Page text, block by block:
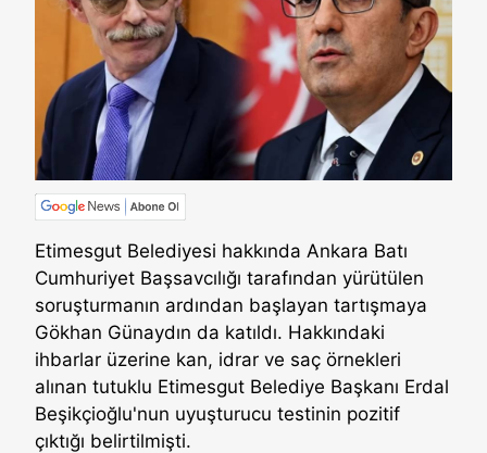
Etimesgut Belediyesi hakkında Ankara Batı
Cumhuriyet Başsavcılığı tarafından yürütülen
soruşturmanın ardından başlayan tartışmaya
Gökhan Günaydın da katıldı. Hakkındaki
ihbarlar üzerine kan, idrar ve saç örnekleri
alınan tutuklu Etimesgut Belediye Başkanı Erdal
Beşikçioğlu'nun uyuşturucu testinin pozitif
çıktığı belirtilmişti.